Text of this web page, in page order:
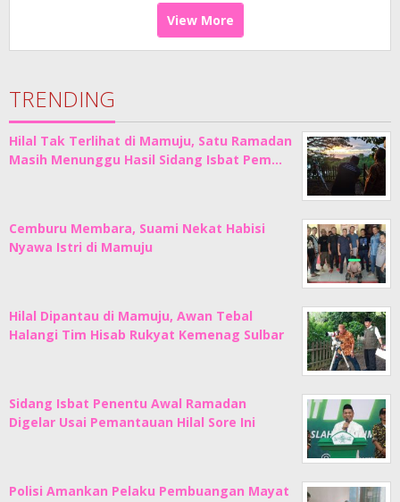
View More
TRENDING
Hilal Tak Terlihat di Mamuju, Satu Ramadan
Masih Menunggu Hasil Sidang Isbat Pem…
Cemburu Membara, Suami Nekat Habisi
Nyawa Istri di Mamuju
Hilal Dipantau di Mamuju, Awan Tebal
Halangi Tim Hisab Rukyat Kemenag Sulbar
Sidang Isbat Penentu Awal Ramadan
Digelar Usai Pemantauan Hilal Sore Ini
Polisi Amankan Pelaku Pembuangan Mayat